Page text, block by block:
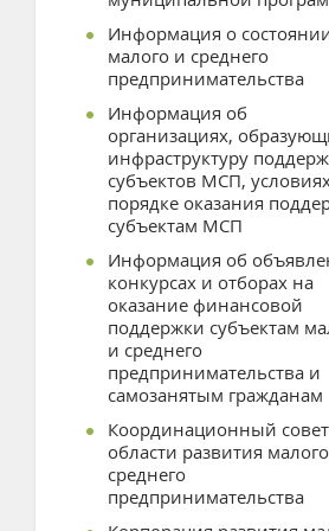
Информация о
малого и среднего
предпринимательства
Информация об
организациях,
инфраструктуру
субъектов МСП,
порядке оказания
субъектам МСП
Информация об
конкурсах и отборах на
оказание финансовой
поддержки субъектам
и среднего
предпринимательства и
самозанятым гражданам
Координационный
области развития
среднего
предпринимательства